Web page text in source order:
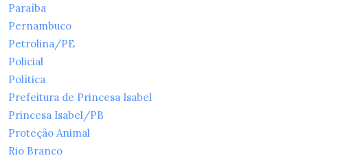
Paraíba
Pernambuco
Petrolina/PE
Policial
Política
Prefeitura de Princesa Isabel
Princesa Isabel/PB
Proteção Animal
Rio Branco